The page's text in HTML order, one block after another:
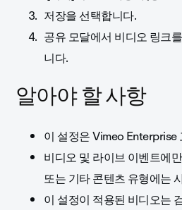
저장을 선택합니다.
공유 모달에서 비디오 링크
니다.
알아야 할 사항
이 설정은 Vimeo
비디오 및 라이브 이벤트에
또는 기타 콘텐츠 유형에는
이 설정이 적용된 비디오는